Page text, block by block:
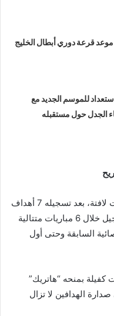
موعد قرعة دوري أبطال الخليج
للموسم الجديد مع
الجدل حول مستقبله
يواصل ميسي (38 عاماً) تقديم مستويات لافتة، بعد تسجيله 7 أهداف
في مونديال قطر، واستمراره في التسجيل خلال 6 مباريات متتالية
السابقة وحتى أول
كفيلة بمنحه “هاتريك”
الهدافين لا تزال